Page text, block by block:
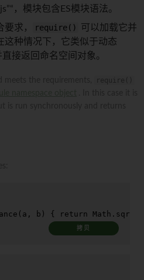
，模块包含ES模块语法。
求，
require()
可以加载它并
这种情况下，它类似于动态
接返回命名空间对象。
( a, b ) { return Math . sqrt
拷贝